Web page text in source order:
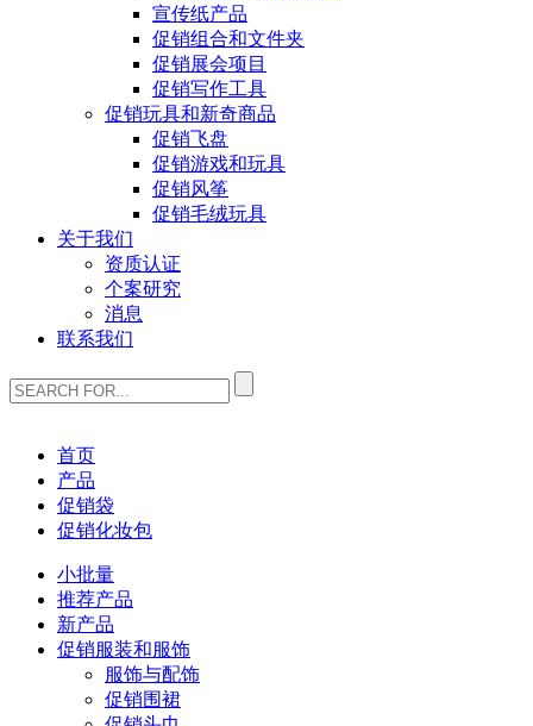
宣传纸产品
促销组合和文件夹
促销展会项目
促销写作工具
促销玩具和新奇商品
促销飞盘
促销游戏和玩具
促销风筝
促销毛绒玩具
关于我们
资质认证
个案研究
消息
联系我们
首页
产品
促销袋
促销化妆包
小批量
推荐产品
新产品
促销服装和服饰
服饰与配饰
促销围裙